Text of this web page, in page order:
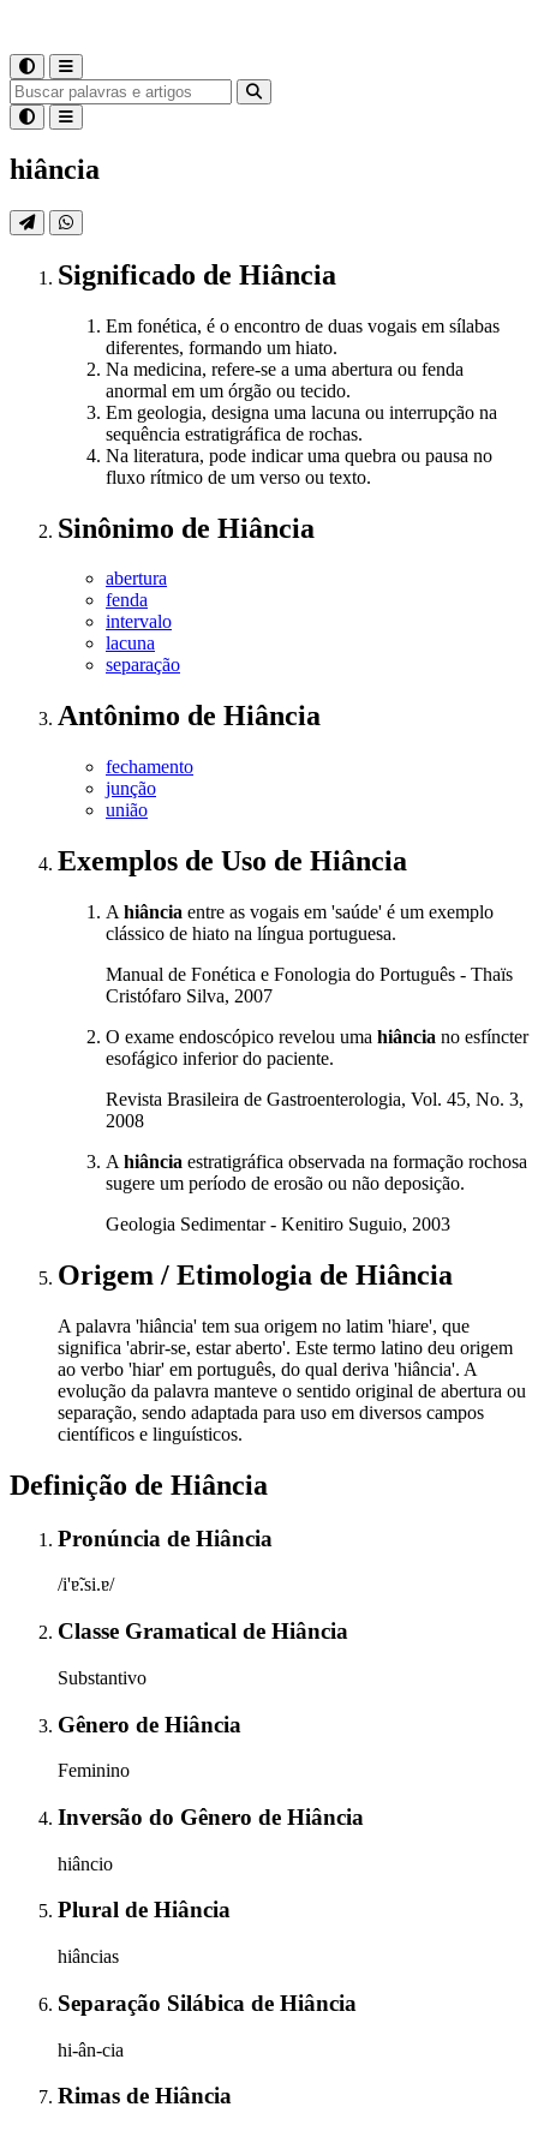
hiância
Significado de Hiância
Em fonética, é o encontro de duas vogais em sílabas
diferentes, formando um hiato.
Na medicina, refere-se a uma abertura ou fenda
anormal em um órgão ou tecido.
Em geologia, designa uma lacuna ou interrupção na
sequência estratigráfica de rochas.
Na literatura, pode indicar uma quebra ou pausa no
fluxo rítmico de um verso ou texto.
Sinônimo de Hiância
abertura
fenda
intervalo
lacuna
separação
Antônimo de Hiância
fechamento
junção
união
Exemplos de Uso de Hiância
A hiância entre as vogais em 'saúde' é um exemplo
clássico de hiato na língua portuguesa.
Manual de Fonética e Fonologia do Português - Thaïs
Cristófaro Silva, 2007
O exame endoscópico revelou uma hiância no esfíncter
esofágico inferior do paciente.
Revista Brasileira de Gastroenterologia, Vol. 45, No. 3,
2008
A hiância estratigráfica observada na formação rochosa
sugere um período de erosão ou não deposição.
Geologia Sedimentar - Kenitiro Suguio, 2003
Origem / Etimologia de Hiância
A palavra 'hiância' tem sua origem no latim 'hiare', que
significa 'abrir-se, estar aberto'. Este termo latino deu origem
ao verbo 'hiar' em português, do qual deriva 'hiância'. A
evolução da palavra manteve o sentido original de abertura ou
separação, sendo adaptada para uso em diversos campos
científicos e linguísticos.
Definição de Hiância
Pronúncia de Hiância
/i'ɐ̃.si.ɐ/
Classe Gramatical de Hiância
Substantivo
Gênero de Hiância
Feminino
Inversão do Gênero de Hiância
hiâncio
Plural de Hiância
hiâncias
Separação Silábica de Hiância
hi-ân-cia
Rimas de Hiância